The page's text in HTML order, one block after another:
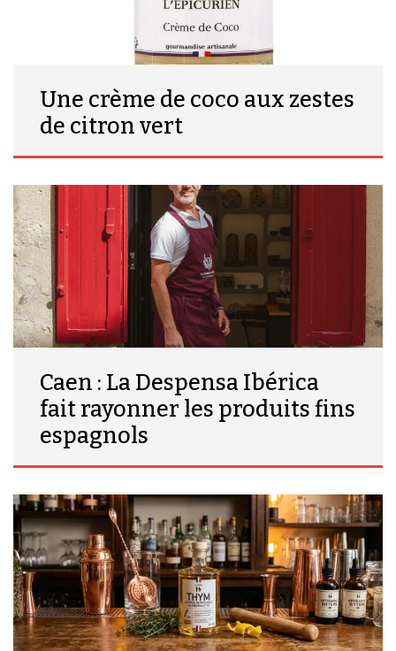
Une crème de coco aux zestes
de citron vert
Caen : La Despensa Ibérica
fait rayonner les produits fins
espagnols